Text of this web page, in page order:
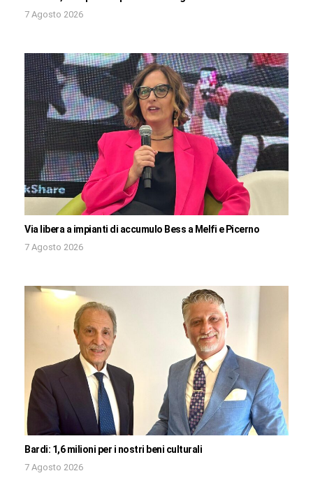
7 Agosto 2026
Via libera a impianti di accumulo Bess a Melfi e Picerno
7 Agosto 2026
Bardi: 1,6 milioni per i nostri beni culturali
7 Agosto 2026